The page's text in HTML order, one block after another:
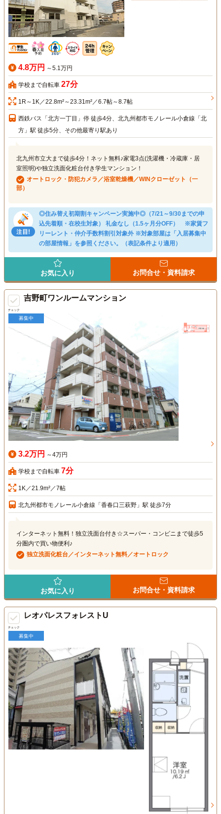
4.8万円 ～5.1万円
学校まで自転車 27分
1R～1K／22.8m²～23.31m²／6.7帖～8.7帖
西鉄バス「北方一丁目」停 徒歩4分、北九州都市モノレール小倉線「北
方」駅 徒歩5分、その他最寄り駅あり
北九州市立大まで徒歩4分！ネット無料♪家電3点(洗濯機・冷蔵庫・居
室照明)や独立洗面化粧台付き学生マンション！
オートロック・防犯カメラ／浴室乾燥機／WINクローゼット（一
部）
◎住み替え初期割キャンペーン実施中◎（7/21～9/30までの申
込先着順・在校生対象） 礼金なし（1.5ヶ月分OFF） ※家賃フ
リーレント・仲介手数料割引対象外 ※対象部屋は「入居募集中
の部屋情報」を参照ください。（表記条件より適用）
お気に入り お問合せ・資料請求
チェック
吉野町ワンルームマンション
募集中
3.2万円 ～4万円
学校まで自転車 7分
1K／21.9m²／7帖
北九州都市モノレール小倉線「香春口三萩野」駅 徒歩7分
インターネット無料！独立洗面台付き☆スーパー・コンビニまで徒歩5
分圏内で買い物便利♪
独立洗面化粧台／インターネット無料／オートロック
お気に入り お問合せ・資料請求
チェック
レオパレスフォレストU
募集中